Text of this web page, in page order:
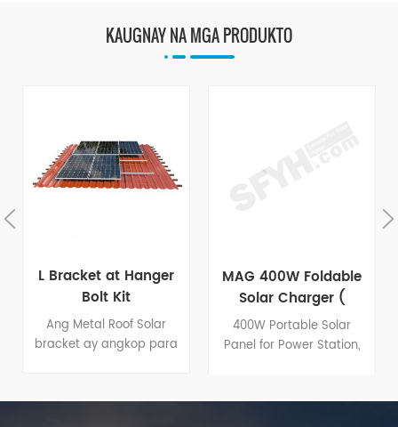
KAUGNAY NA MGA PRODUKTO
L Bracket at Hanger
Bolt Kit
Ang Metal Roof Solar
bracket ay angkop para
trapezoidal metal sheet.
MAG 400W Foldable
Solar Charger (
Stitched Version )
400W Portable Solar
Panel for Power Station,
Cable & USB/Type-C